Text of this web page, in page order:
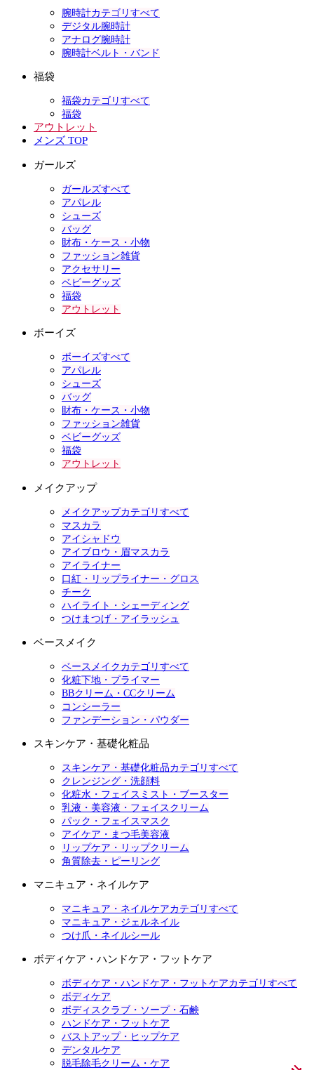
腕時計カテゴリすべて
デジタル腕時計
アナログ腕時計
腕時計ベルト・バンド
福袋
福袋カテゴリすべて
福袋
アウトレット
メンズ TOP
ガールズ
ガールズすべて
アパレル
シューズ
バッグ
財布・ケース・小物
ファッション雑貨
アクセサリー
ベビーグッズ
福袋
アウトレット
ボーイズ
ボーイズすべて
アパレル
シューズ
バッグ
財布・ケース・小物
ファッション雑貨
ベビーグッズ
福袋
アウトレット
メイクアップ
メイクアップカテゴリすべて
マスカラ
アイシャドウ
アイブロウ・眉マスカラ
アイライナー
口紅・リップライナー・グロス
チーク
ハイライト・シェーディング
つけまつげ・アイラッシュ
ベースメイク
ベースメイクカテゴリすべて
化粧下地・プライマー
BBクリーム・CCクリーム
コンシーラー
ファンデーション・パウダー
スキンケア・基礎化粧品
スキンケア・基礎化粧品カテゴリすべて
クレンジング・洗顔料
化粧水・フェイスミスト・ブースター
乳液・美容液・フェイスクリーム
パック・フェイスマスク
アイケア・まつ毛美容液
リップケア・リップクリーム
角質除去・ピーリング
マニキュア・ネイルケア
マニキュア・ネイルケアカテゴリすべて
マニキュア・ジェルネイル
つけ爪・ネイルシール
ボディケア・ハンドケア・フットケア
ボディケア・ハンドケア・フットケアカテゴリすべて
ボディケア
ボディスクラブ・ソープ・石鹸
ハンドケア・フットケア
バストアップ・ヒップケア
デンタルケア
脱毛除毛クリーム・ケア